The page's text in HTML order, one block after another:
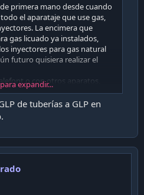
primera mano desde cuando
el aparataje que use gas,
La encimera que
gas licuado ya instalados,
inyectores para gas natural
futuro quisiera realizar el
o con otros aparatos,
será posible porque de igual
de gas. No es como que
cilindro y abrir una llave
fidedigna, pueden
cilindros y preguntar,
expandir...
de tuberías a GLP en